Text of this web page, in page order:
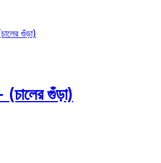
গুঁড়া)